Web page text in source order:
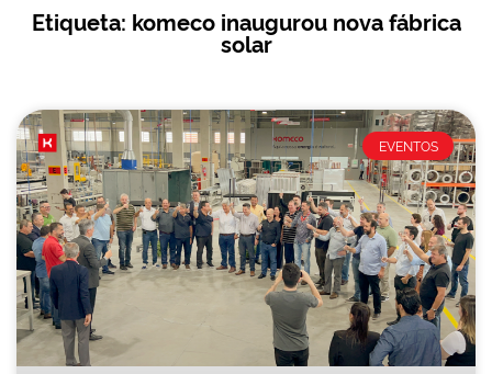
Etiqueta: komeco inaugurou nova fábrica
solar
EVENTOS